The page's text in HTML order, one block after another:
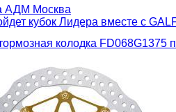
АДМ Москва
кубок Лидера вместе с
колодка FD068G1375